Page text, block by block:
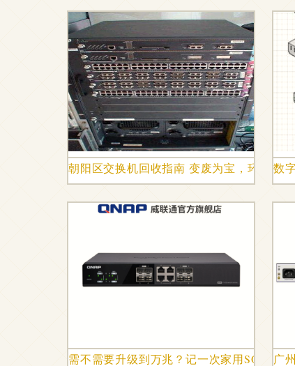
朝阳区交换机回收指南 变废为宝，环保与
数
需不需要升级到万兆？记一次家用SOHO广